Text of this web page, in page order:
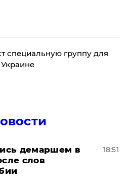
специальную группу для
демаршем в
слов
18:51